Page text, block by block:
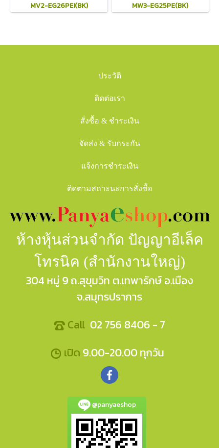
MV2-EG26PEI(BK) MW3-EG25PE(BK)
ประวัติ
ติดต่อเรา
สั่งซื้อ & ชำระเงิน
จัดส่ง & รับกระกัน
แจ้งการชำระเงิน
ติดตามสถาะนะการสั่งซื้อ
ห้างหุ้นส่วนจำกัด ปัญญาอีเล็ค
โทรนิค (สำนักงานใหญ่)
304 หมู่ 9 ถ.สุขุมวิท ต.เทพารักษ์ อ.เมือง
จ.สมุทรปราการ
Call 02 756 8406 - 7
เปิด 9.00-20.00 ทุกวัน
@panyaeshop